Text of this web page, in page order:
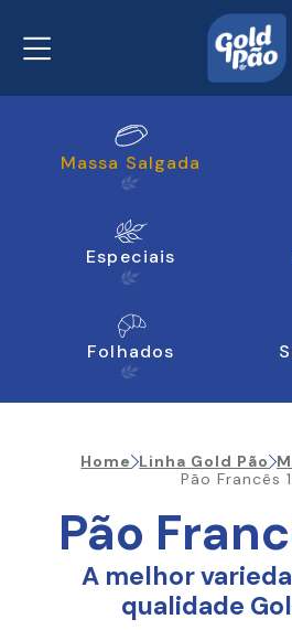
Massa Salgada
Especiais
Folhados
Home Linha Gold Pão
Pão Francês
Pão
A melhor
qualidade